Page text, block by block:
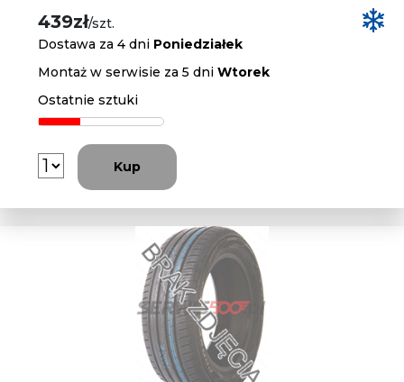
439zł/szt.
Dostawa za 4 dni Poniedziałek
Montaż w serwisie za 5 dniWtorek
Ostatnie sztuki
Kup